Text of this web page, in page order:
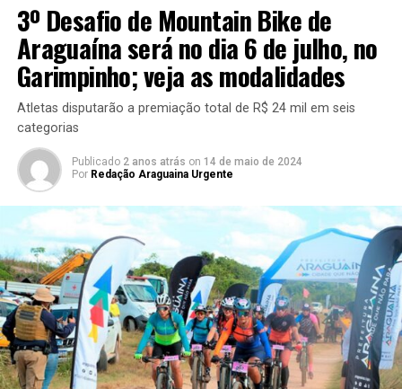
3º Desafio de Mountain Bike de
Araguaína será no dia 6 de julho, no
Garimpinho; veja as modalidades
Atletas disputarão a premiação total de R$ 24 mil em seis
categorias
Publicado 2 anos atrás on 14 de maio de 2024
Por Redação Araguaina Urgente